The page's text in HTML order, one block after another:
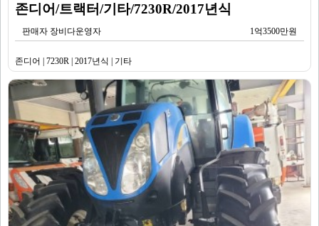
존디어/트랙터/기타/7230R/2017년식
판매자 장비다운영자 1억3500만원
존디어 | 7230R | 2017년식 | 기타